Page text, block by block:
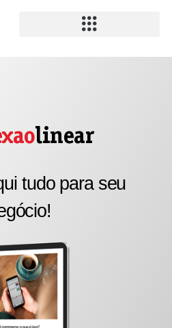
linear
tudo para seu